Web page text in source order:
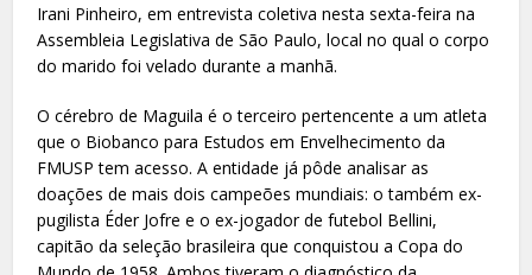
Irani Pinheiro, em entrevista coletiva nesta sexta-feira na
Assembleia Legislativa de São Paulo, local no qual o corpo
do marido foi velado durante a manhã.
O cérebro de Maguila é o terceiro pertencente a um atleta
que o Biobanco para Estudos em Envelhecimento da
FMUSP tem acesso. A entidade já pôde analisar as
doações de mais dois campeões mundiais: o também ex-
pugilista Éder Jofre e o ex-jogador de futebol Bellini,
capitão da seleção brasileira que conquistou a Copa do